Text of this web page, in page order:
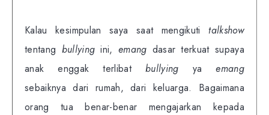
Kalau kesimpulan saya saat mengikutitalkshow
tentang bullying ini, emang dasar terkuat supaya
anak enggak terlibat bullying yaemang
sebaiknya dari rumah, dari keluarga. Bagaimana
orang tua benar-benar mengajarkan kepada